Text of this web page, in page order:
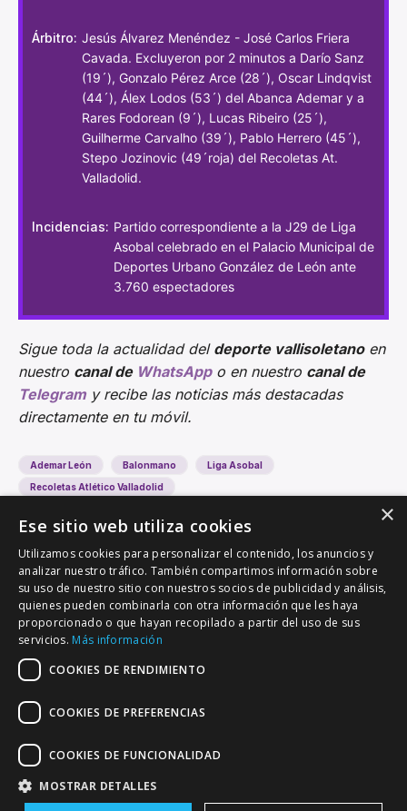
Árbitro: Jesús Álvarez Menéndez - José Carlos Friera
Cavada. Excluyeron por 2 minutos a Darío Sanz
(19´), Gonzalo Pérez Arce (28´), Oscar Lindqvist
(44´), Álex Lodos (53´) del Abanca Ademar y a
Rares Fodorean (9´), Lucas Ribeiro (25´),
Guilherme Carvalho (39´), Pablo Herrero (45´),
Stepo Jozinovic (49´roja) del Recoletas At.
Valladolid.
Incidencias: Partido correspondiente a la J29 de Liga
Asobal celebrado en el Palacio Municipal de
Deportes Urbano González de León ante
3.760 espectadores
Sigue toda la actualidad del deporte vallisoletanoen
nuestro canal de WhatsAppo en nuestro canal de
Telegram y recibe las noticias más destacadas
directamente en tu móvil.
Ademar León Balonmano
Liga Asobal
Recoletas Atlético Valladolid
VALLADOLID DEPORTIVO
Colaboración Contacto
×
Ese sitio web utiliza cookies
Utilizamos cookies para personalizar el contenido, los anuncios y
analizar nuestro tráfico. También compartimos información sobre
su uso de nuestro sitio con nuestros socios de publicidad y análisis,
quienes pueden combinarla con otra información que les haya
proporcionado o que hayan recopilado a partir del uso de sus
servicios. Más información
COOKIES DE RENDIMIENTO
COOKIES DE PREFERENCIAS
COOKIES DE FUNCIONALIDAD
MOSTRAR DETALLES